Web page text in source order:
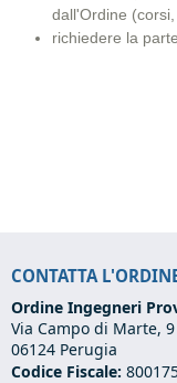
dall'Ordine
richiedere la
CONTATTA
Ordine Ingegneri
Via Campo di Marte, 9
06124 Perugia
Codice Fiscale: